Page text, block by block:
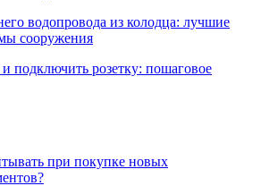
водопровода из колодца: лучшие
сооружения
подключить розетку: пошаговое
при покупке новых